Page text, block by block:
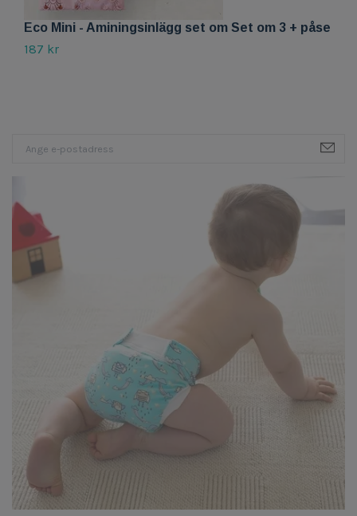
Eco Mini - Aminingsinlägg set om Set om 3 + påse
187 kr